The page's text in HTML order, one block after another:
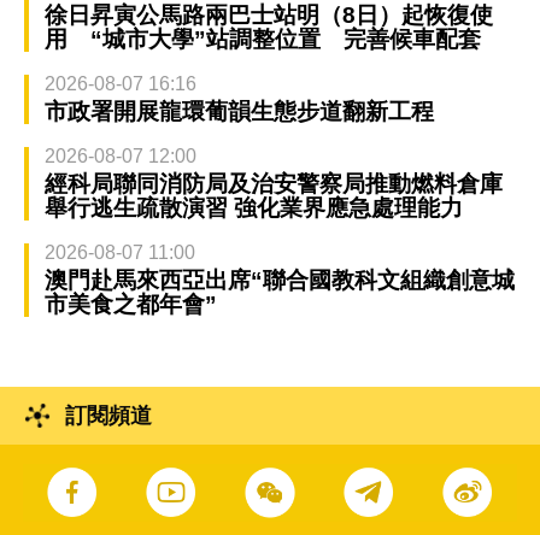
徐日昇寅公馬路兩巴士站明（8日）起恢復使
用 “城市大學”站調整位置 完善候車配套
2026-08-07 16:16
市政署開展龍環葡韻生態步道翻新工程
2026-08-07 12:00
經科局聯同消防局及治安警察局推動燃料倉庫
舉行逃生疏散演習 強化業界應急處理能力
2026-08-07 11:00
澳門赴馬來西亞出席“聯合國教科文組織創意城
市美食之都年會”
訂閱頻道